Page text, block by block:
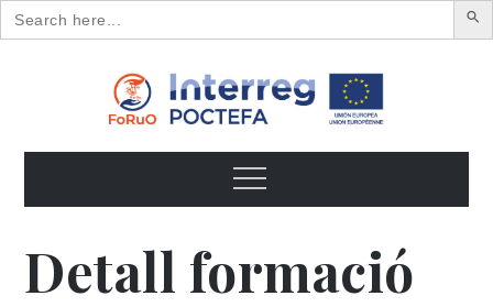
Search
for:
FoRuO
frutos
Menu
Detall formació